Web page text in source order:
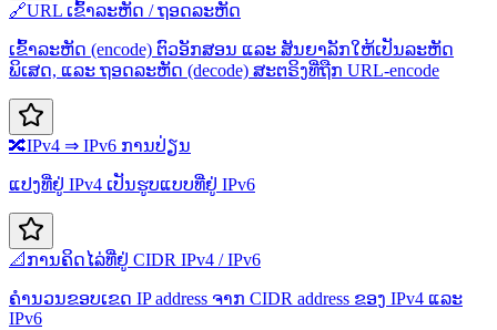
🔗URL ເຂົ້າລະຫັດ / ຖອດລະຫັດ
ເຂົ້າລະຫັດ (encode) ຕົວອັກສອນ ແລະ ສັນຍາລັກໃຫ້ເປັນລະຫັດ
ພິເສດ, ແລະ ຖອດລະຫັດ (decode) ສະຕຣິງທີ່ຖືກ URL-encode
🔀IPv4 ⇒ IPv6 ການປ່ຽນ
ແປງທີ່ຢູ່ IPv4 ເປັນຮູບແບບທີ່ຢູ່ IPv6
📐 ການຄິດໄລ່ທີ່ຢູ່ CIDR IPv4 / IPv6
ຄຳນວນຂອບເຂດ IP address ຈາກ CIDR address ຂອງ IPv4 ແລະ
IPv6